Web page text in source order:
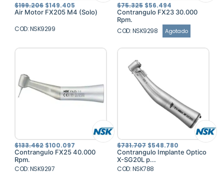
$199.206 El
precio
original
$199.206.
$149.405
precio
actual
Air Motor FX205 M4 (Solo)
COD: NSK9299
$75.325 El
precio
original
$75.325.
$56.494
precio
actual
es:
$56.494.
Contrangulo FX23 30.000
Rpm.
COD: NSK9298 Agotado
$133.462 El
precio
original
$133.462.
$100.097
precio
actual
Contrangulo FX25 40.000
Rpm.
COD: NSK9297
$731.707 El
precio
original
era:
$731.707.
$548.780
precio
actual
Contrangulo Implante Optico
X-SG20L p...
COD: NSK788